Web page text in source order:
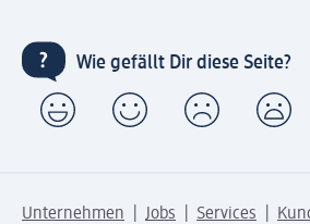
Wie gefällt Dir diese Seite?
Unternehmen Jobs Services